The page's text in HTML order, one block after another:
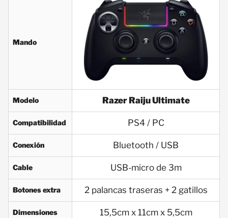
Mando
Modelo Razer Raiju Ultimate
Compatibilidad PS4 / PC
Conexión Bluetooth / USB
Cable USB-micro de 3m
Botones extra 2 palancas traseras + 2 gatillos
Dimensiones 15,5cm x 11cm x 5,5cm